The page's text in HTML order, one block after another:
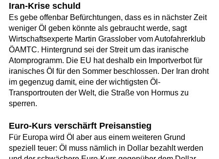
Iran-Krise schuld
Es gebe offenbar Befürchtungen, dass es in nächster Zeit
weniger Öl geben könnte als gebraucht werde, sagt
Wirtschaftsexperte Martin Grasslober vom Autofahrerklub
ÖAMTC. Hintergrund sei der Streit um das iranische
Atomprogramm. Die EU hat deshalb ein Importverbot für
iranisches Öl für den Sommer beschlossen. Der Iran droht
im gegenzug damit, eine der wichtigsten Öl-
Transportrouten der Welt, die Straße von Hormus zu
sperren.
Euro-Kurs verschärft Preisanstieg
Für Europa wird Öl aber aus einem weiteren Grund
speziell teuer: Öl muss nämlich in Dollar bezahlt werden